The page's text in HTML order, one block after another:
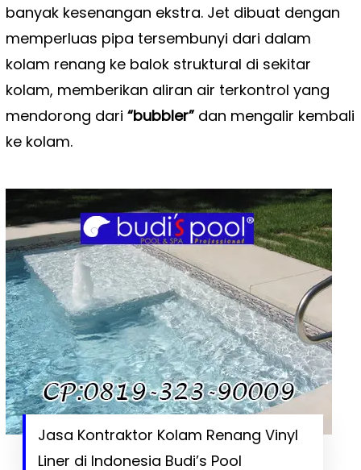
banyak kesenangan ekstra. Jet dibuat dengan
memperluas pipa tersembunyi dari dalam
kolam renang ke balok struktural di sekitar
kolam, memberikan aliran air terkontrol yang
mendorong dari “bubbler” dan mengalir kembali
ke kolam.
Jasa Kontraktor Kolam Renang Vinyl
Liner di Indonesia Budi’s Pool